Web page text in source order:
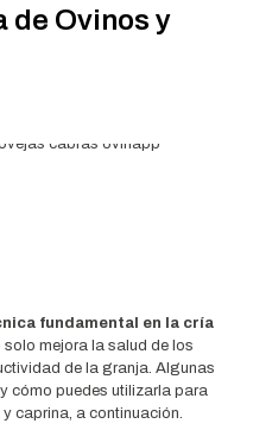
de Ovinos y
fundamental en la cría
solo mejora la salud de los
de la granja. Algunas
cómo puedes utilizarla para
caprina, a continuación.